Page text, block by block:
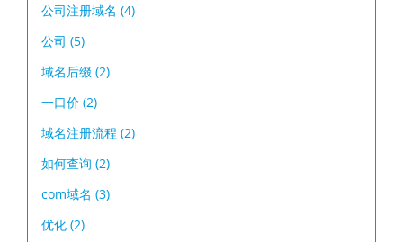
公司注册域名 (4)
公司 (5)
域名后缀 (2)
一口价 (2)
域名注册流程 (2)
如何查询 (2)
com域名 (3)
优化 (2)